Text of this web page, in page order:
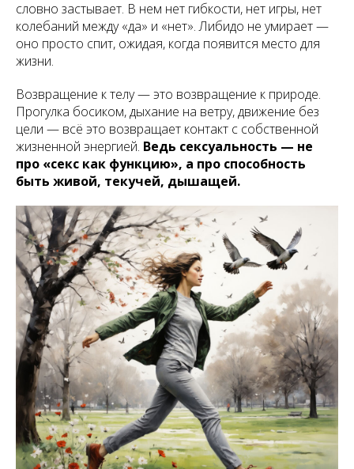
словно застывает. В нем нет гибкости, нет игры, нет
колебаний между «да» и «нет». Либидо не умирает —
оно просто спит, ожидая, когда появится место для
жизни.
Возвращение к телу — это возвращение к природе.
Прогулка босиком, дыхание на ветру, движение без
цели — всё это возвращает контакт с собственной
жизненной энергией. Ведь сексуальность — не
про «секс как функцию», а про способность
быть живой, текучей, дышащей.